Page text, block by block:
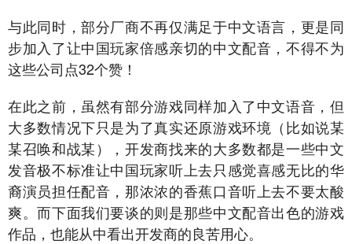
与此同时，部分厂商不再仅满足于中文语言，更是同
步加入了让中国玩家倍感亲切的中文配音，不得不为
这些公司点32个赞！
在此之前，虽然有部分游戏同样加入了中文语音，但
大多数情况下只是为了真实还原游戏环境（比如说某
某召唤和战某），开发商找来的大多数都是一些中文
发音极不标准让中国玩家听上去只感觉喜感无比的华
裔演员担任配音，那浓浓的香蕉口音听上去不要太酸
爽。而下面我们要谈的则是那些中文配音出色的游戏
作品，也能从中看出开发商的良苦用心。